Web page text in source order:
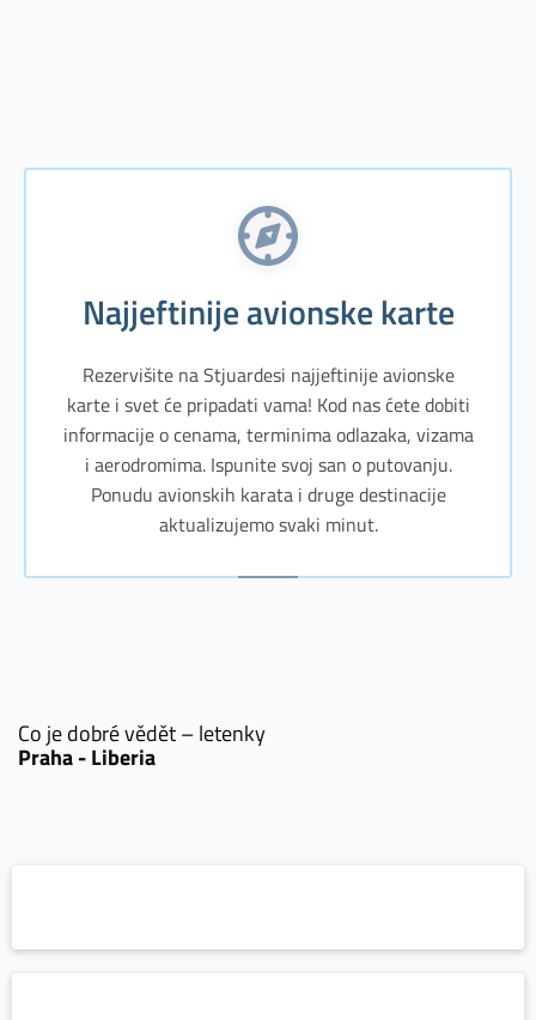
Najjeftinije avionske karte
Rezervišite na Stjuardesi najjeftinije avionske
karte i svet će pripadati vama! Kod nas ćete dobiti
informacije o cenama, terminima odlazaka, vizama
i aerodromima. Ispunite svoj san o putovanju.
Ponudu avionskih karata i druge destinacije
aktualizujemo svaki minut.
Co je dobré vědět – letenky
Praha - Liberia